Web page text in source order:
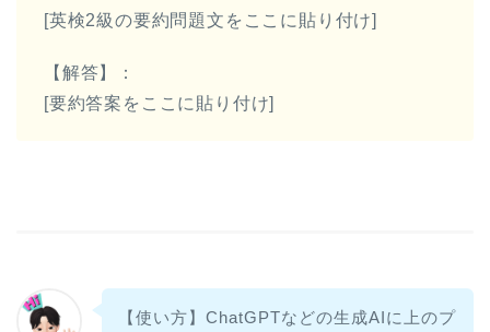
[英検2級の要約問題文をここに貼り付け]
【解答】：
[要約答案をここに貼り付け]
【使い方】ChatGPTなどの生成AIに上のプ